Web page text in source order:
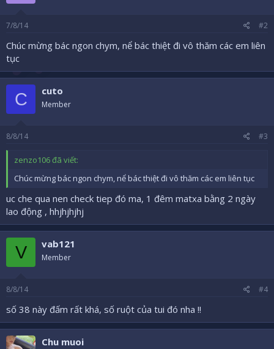
7/8/14 #2
Chúc mừng bác ngon chym, nể bác thiệt đi vô thăm các em liên
tục
C cuto
Member
8/8/14 #3
zenzo106 đã viết:
Chúc mừng bác ngon chym, nể bác thiệt đi vô thăm các em liên tục
uc che qua nen check tiep đó ma, 1 đêm matxa bằng 2 ngày
lao động , hhjhjhjhj
V vab121
Member
8/8/14 #4
số 38 này đấm rất khá, số ruột của tui đó nha !!
Chu muoi